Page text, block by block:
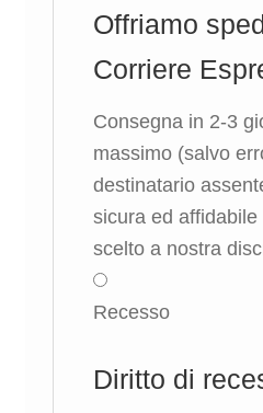
Offriamo
Corriere
Consegna in 2-3
massimo (salvo
destinatario
sicura ed
scelto a nostra
Recesso
Diritto di